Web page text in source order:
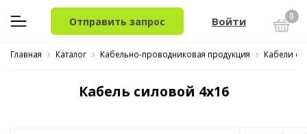
Отправить запрос Войти 0
Главная Каталог Кабельно-проводниковая продукция Кабели
Кабель силовой 4x16